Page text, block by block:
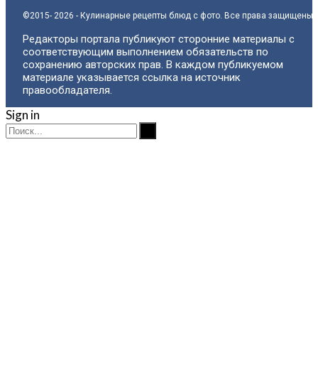
©2015- 2026 - Кулинарные рецепты блюд с фото. Все права защищены.
Редакторы портала публикуют сторонние материалы с
соответствующим выполнением обязательств по
сохранению авторских прав. В каждом публикуемом
материале указывается ссылка на источник
правообладателя.
Sign in